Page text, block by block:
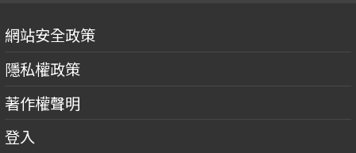
網站安全政策
隱私權政策
著作權聲明
登入